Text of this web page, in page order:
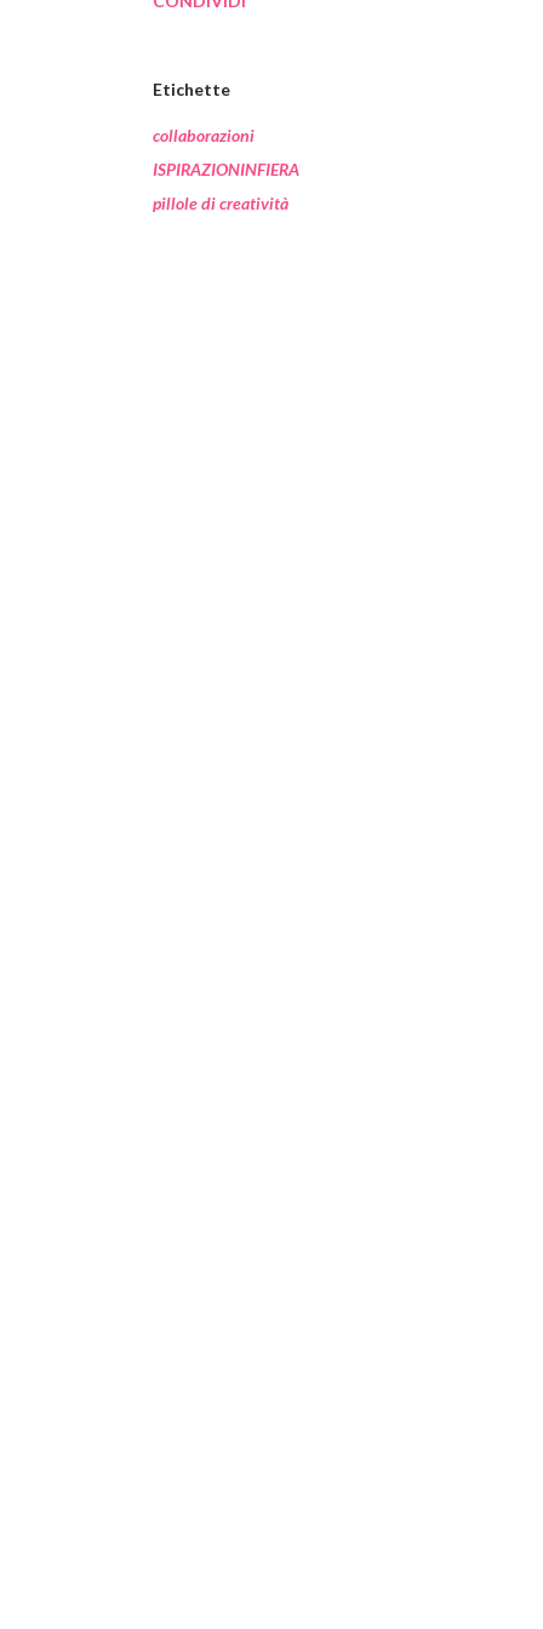
Etichette
collaborazioni
ISPIRAZIONINFIERA
pillole di creatività